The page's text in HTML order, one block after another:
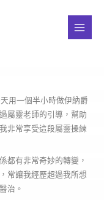
用一個半小時做伊納爵
屬靈老師的引導，幫助
非常享受這段屬靈操練
都有非常奇妙的轉變，
常讓我經歷超過我所想
治。